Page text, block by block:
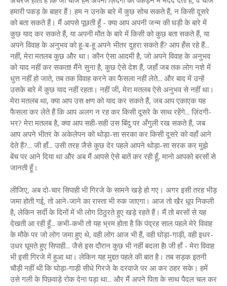
हमारी पकड़ के बाहर हैं। हम न उनके बारे में कुछ सोच सकते हैं, न किसी दूसरे
को बता सकते हैं। मैं आपसे पूछती हूँ - क्या आप अपनी जन्म की घड़ी के बारे में
कुछ याद कर सकते हैं, या अपनी मौत के बारे में किसी को कुछ बता सकते हैं, या
अपने विवाह के अनुभव को हू-ब-हू अपने भीतर दुहरा सकते हैं? आप हँस रहे हैं...
नहीं, मेरा मतलब कुछ और था। कौन ऐसा आदमी है, जो अपने विवाह के अनुभव
को याद नहीं कर सकता! मैंने सुना है, कुछ ऐसे देश हैं, जहाँ जब तक लोग नशे में
धुत्त नहीं हो जाते, तब तक विवाह करने का फैसला नहीं लेते... और बाद में उन्हें
उसके बारे में कुछ याद नहीं रहता। नहीं जी, मेरा मतलब ऐसे अनुभव से नहीं था।
मेरा मतलब था, क्या आप उस क्षण को याद कर सकते हैं, जब आप एकाएक यह
फैसला कर लेते हैं कि आप अलग न रह कर किसी दूसरे के साथ रहेंगे... ज़िंदगी-
भर? मेरा मतलब है, क्या आप सही-सही उस बिंदु पर अँगुली रख सकते हैं, जब
आप अपने भीतर के अकेलेपन को थोड़ा-सा सरका कर किसी दूसरे को वहाँ आने
देते हैं?... जी हाँ... उसी तरह जैसे कुछ देर पहले आपने थोड़ा-सा सरक कर मुझे
बेंच पर आने दिया था और अब मैं आपसे ऐसे बातें कर रही हूँ, मानो आपको बरसों से
जानती हूँ।
लीजिए, अब दो-चार सिपाही भी गिरजे के सामने खड़े हो गए। अगर इसी तरह भीड़
जमा होती गई, तो आने-जाने का रास्ता भी रुक जाएगा। आज तो खैर धूप निकली
है, लेकिन सर्दी के दिनों में भी लोग ठिठुरते हुए खड़े रहते हैं। मैं तो बरसों से यह
देखती आ रही हूँ... कभी-कभी तो यह भ्रम होता है कि पंद्रह साल पहले मेरे विवाह
के मौके पर जो लोग जमा हुए थे, वही लोग आज भी हैं, वही घोड़ा-गाड़ी, वही इधर-
उधर घूमते हुए सिपाही... जैसे इस दौरान कुछ भी नहीं बदला है! जी हाँ - मेरा विवाह
भी इसी गिरजे में हुआ था। लेकिन यह मुद्दत पहले की बात है। तब सड़क इतनी
चौड़ी नहीं थी कि घोड़ा-गाड़ी सीधे गिरजे के दरवाजे पर आ कर ठहर सके। हमें
उसे गली के पिछवाड़े रोक देना पड़ा था... और मैं अपने पिता के साथ पैदल चल कर